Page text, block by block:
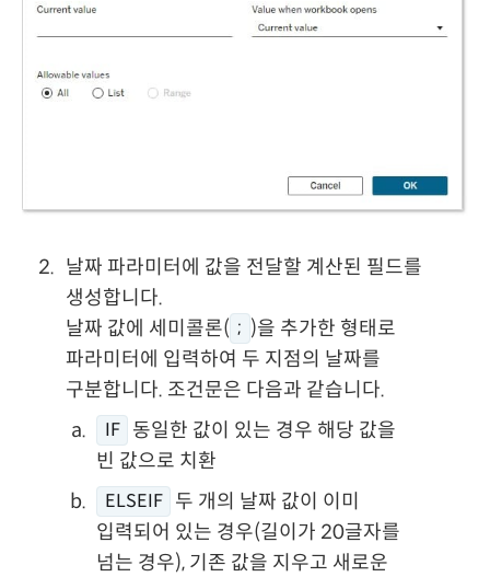
날짜 파라미터에 값을 전달할 계산된 필드를
생성합니다.
날짜 값에 세미콜론( ; )을 추가한 형태로
파라미터에 입력하여 두 지점의 날짜를
구분합니다. 조건문은 다음과 같습니다.
IF 동일한 값이 있는 경우 해당 값을
빈 값으로 치환
ELSEIF 두 개의 날짜 값이 이미
입력되어 있는 경우(길이가 20글자를
넘는 경우), 기존 값을 지우고 새로운